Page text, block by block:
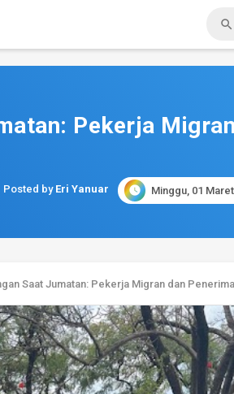

Pekerja
Posted by Eri Yanuar  Minggu, 01
Saat Jumatan: Pekerja Migran dan